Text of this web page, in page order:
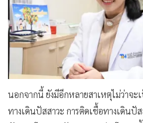
นอกจากนี้ ยังมีอีกหลายสาเหตุไม่ว่าจะ
ทางเดินปัสสาวะ การติดเชื้อทางเดินปั